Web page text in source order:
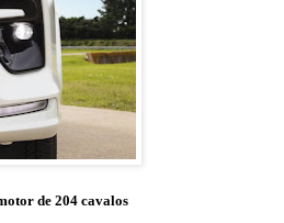
de 204 cavalos